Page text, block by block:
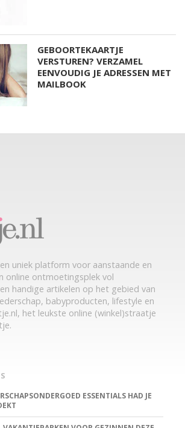
GEBOORTEKAARTJE
VERSTUREN? VERZAMEL
EENVOUDIG JE ADRESSEN MET
MAILBOOK
uniek platform voor aanstaande en
online ontmoetingsplek vol
handige artikelen op het gebied van
babyproducten, lifestyle en
het leukste online (winkel)straatje
ESSENTIALS HAD JE